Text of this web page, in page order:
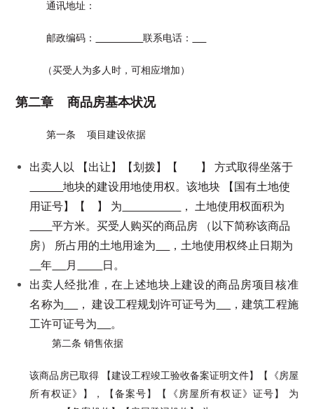
通讯地址：
邮政编码： 联系电话：
（买受人为多人时，可相应增加）
第二章 商品房基本状况
第一条 项目建设依据
出卖人以 【出让】【划拨】【 】 方式取得坐落于
地块的建设用地使用权。该地块 【国有土地使
用证号】【 】 为
， 土地使用权面积为
平方米。买受人购买的商品房 （以下简称该商品
房） 所占用的土地用途为
，土地使用权终止日期为
年
月
日。
出卖人经批准，在上述地块上建设的商品房项目核准
名称为
， 建设工程规划许可证号为
，建筑工程施
工许可证号为
。
第二条 销售依据
该商品房已取得 【建设工程竣工验收备案证明文件】【《房屋
所有权证》】，【备案号】【《房屋所有权证》证号】 为